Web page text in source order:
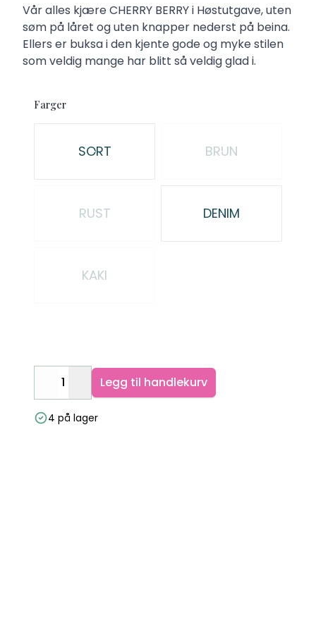
Description
Vår alles kjære CHERRY BERRY i Høstutgave, uten
søm på låret og uten knapper nederst på beina.
Ellers er buksa i den kjente gode og myke stilen
som veldig mange har blitt så veldig glad i.
Farger
Velg en Farger
SORT BRUN
RUST DENIM
KAKI
DecreaseIncrease
Legg til handlekurv
4 på lager